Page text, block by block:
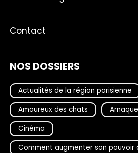
Contact
NOS DOSSIERS
Actualités de la région parisienne
Amoureux des chats
Arnaque
Cinéma
Comment augmenter son pouvoir